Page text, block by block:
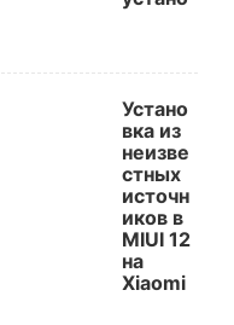
Устано
вка из
неизве
стных
источн
иков в
MIUI 12
на
Xiaomi